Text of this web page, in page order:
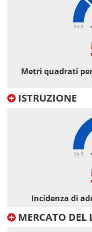
26.2
Metri quadrati
ISTRUZIONE
16.5
Incidenza di
MERCATO DEL